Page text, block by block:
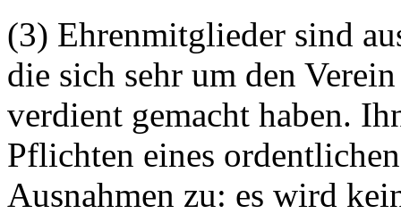
(3) Ehrenmitglieder sind
die sich sehr um den
verdient gemacht haben.
Pflichten eines
Ausnahmen zu: es wird